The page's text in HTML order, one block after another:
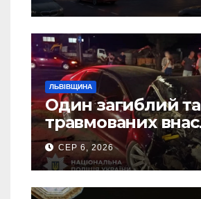
ЛЬВІВЩИНА
Один загиблий
травмованих
ДТП на
СЕР 6, 2026